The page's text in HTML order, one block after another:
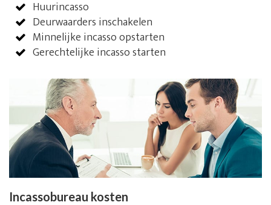
Huurincasso
Deurwaarders inschakelen
Minnelijke incasso opstarten
Gerechtelijke incasso starten
Incassobureau kosten